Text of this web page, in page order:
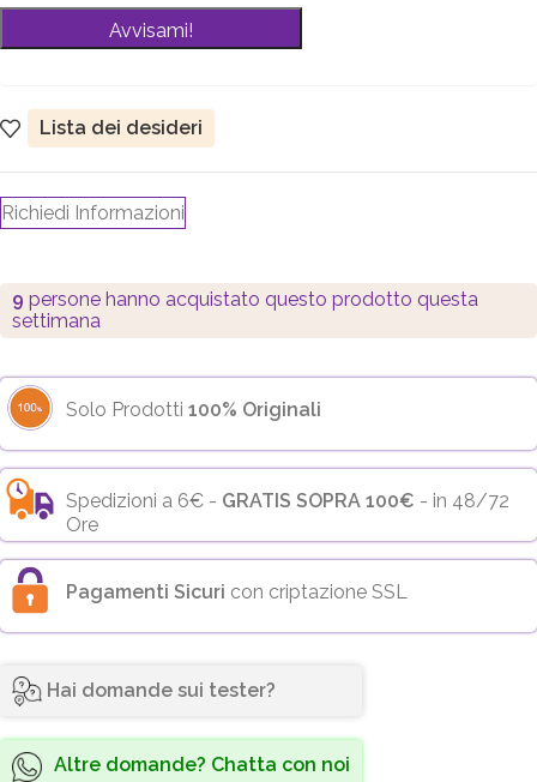
Lista dei desideri
Richiedi Informazioni
9 persone hanno acquistato questo prodotto questa
settimana
Solo Prodotti 100% Originali
Spedizioni a 6€ - GRATIS SOPRA 100€ - in 48/72
Ore
Pagamenti Sicuri con criptazione SSL
Hai domande sui tester?
Altre domande? Chatta con noi